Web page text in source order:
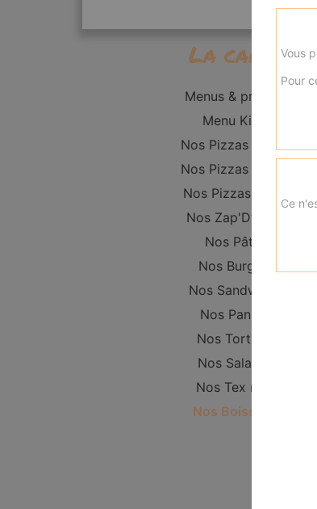
La carte
Menus & promos
Menu Kid's
Nos Pizzas Junior
Nos Pizzas Senior
Nos Pizzas Méga
Nos Zap'Dwichs
Nos Pâtes
Nos Burgers
Nos Sandwichs
Nos Paninis
Nos Tortillas
Nos Salades
Nos Tex mex
Nos Boissons
Vous
Pour
Ce